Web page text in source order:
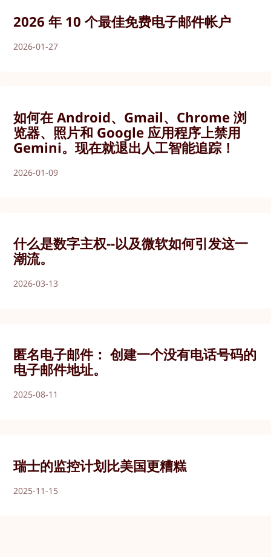
2026 年 10 个最佳免费电子邮件帐户
2026-01-27
如何在 Android、Gmail、Chrome 浏
览器、照片和 Google 应用程序上禁用
Gemini。现在就退出人工智能追踪！
2026-01-09
什么是数字主权--以及微软如何引发这一
潮流。
2026-03-13
匿名电子邮件： 创建一个没有电话号码的
电子邮件地址。
2025-08-11
瑞士的监控计划比美国更糟糕
2025-11-15